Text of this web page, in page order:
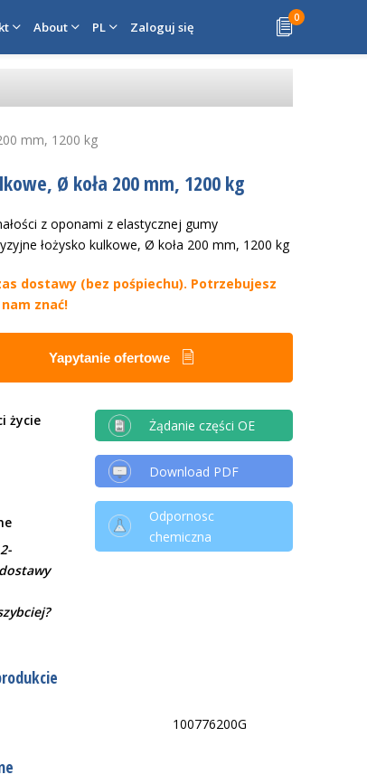
About PL Zaloguj się
0
mm, 1200 kg
Ø koła 200 mm, 1200 kg
z oponami z elastycznej gumy
łożysko kulkowe, Ø koła 200 mm, 1200 kg
dostawy (bez pośpiechu). Potrzebujesz
znać!
Yapytanie ofertowe
życie
2-
Żądanie części OE
Download PDF
Odpornosc
chemiczna
100776200G